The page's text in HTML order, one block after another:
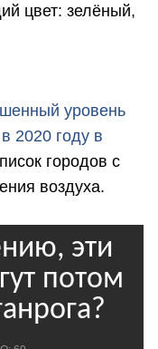
цвет: зелёный,
уровень
2020 году в
городов с
воздуха.